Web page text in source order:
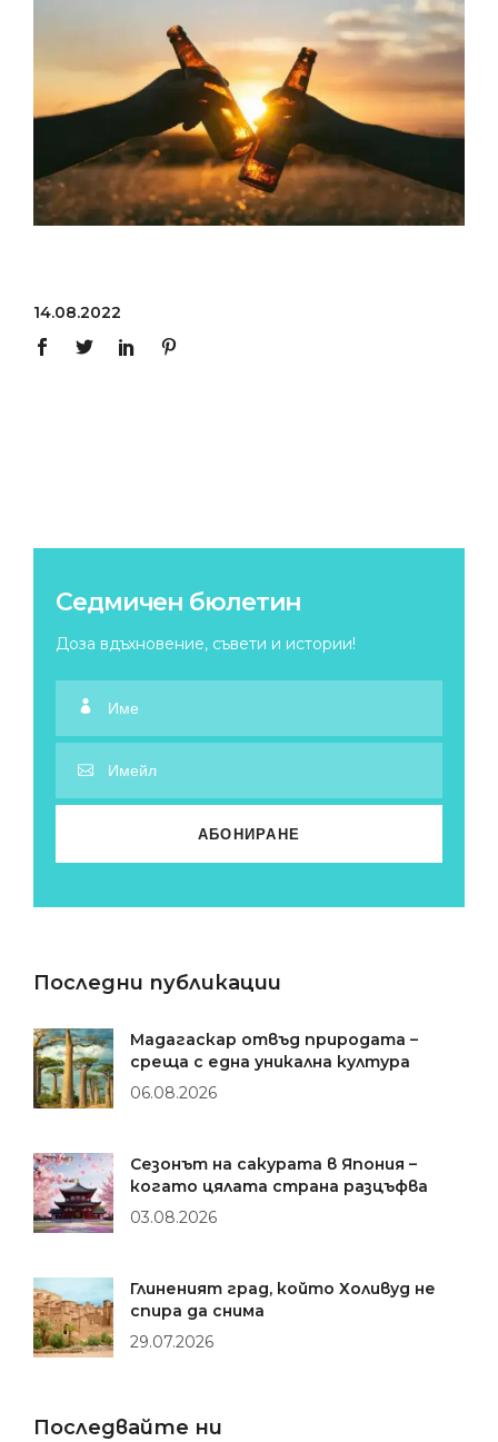
14.08.2022
Седмичен бюлетин
Доза вдъхновение, съвети и истории!
Последни публикации
Мадагаскар отвъд природата –
среща с една уникална култура
06.08.2026
Сезонът на сакурата в Япония –
когато цялата страна разцъфва
03.08.2026
Глиненият град, който Холивуд не
спира да снима
29.07.2026
Последвайте ни